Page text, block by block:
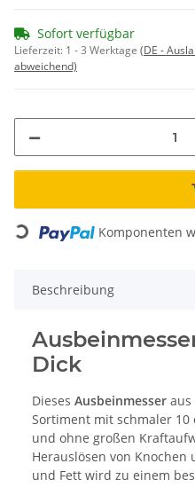
Sofort verfügbar
Lieferzeit: 1 - 3 Werktage (DE -
abweichend)
Loading... Komponenten
Beschreibung
Dick
Dieses Ausbeinmesser aus
Sortiment mit schmaler 10
und ohne großen
Herauslösen von Knochen
und Fett wird zu einem